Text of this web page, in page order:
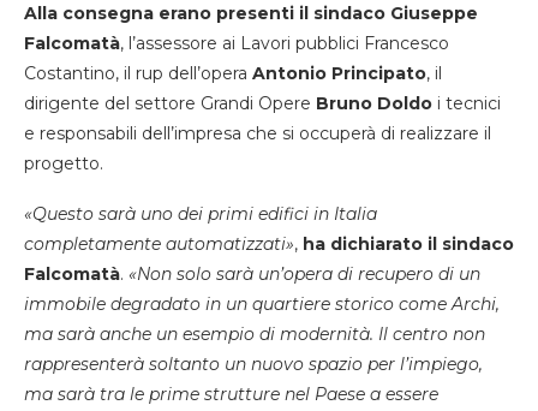
Alla consegna erano presenti il sindaco Giuseppe
Falcomatà, l’assessore ai Lavori pubblici Francesco
Costantino, il rup dell’opera Antonio Principato, il
dirigente del settore Grandi Opere Bruno Doldo i tecnici
e responsabili dell’impresa che si occuperà di realizzare il
progetto.
«Questo sarà uno dei primi edifici in Italia
completamente automatizzati», ha dichiarato il sindaco
Falcomatà. «Non solo sarà un’opera di recupero di un
immobile degradato in un quartiere storico come Archi,
ma sarà anche un esempio di modernità. Il centro non
rappresenterà soltanto un nuovo spazio per l’impiego,
ma sarà tra le prime strutture nel Paese a essere